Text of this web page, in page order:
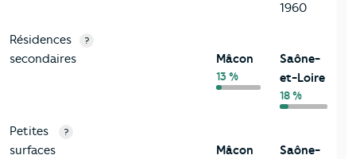
1960
Résidences
secondaires
?
Mâcon
13 %
Saône-
et-Loire
18 %
Petites
surfaces
?
Mâcon
Saône-